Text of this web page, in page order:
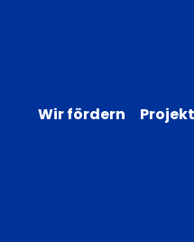
Wir fördern